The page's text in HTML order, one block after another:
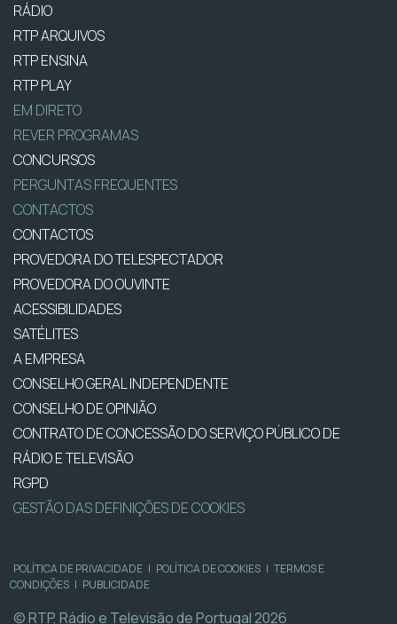
RÁDIO
RTP ARQUIVOS
RTP ENSINA
RTP PLAY
EM DIRETO
REVER PROGRAMAS
CONCURSOS
PERGUNTAS FREQUENTES
CONTACTOS
CONTACTOS
PROVEDORA DO TELESPECTADOR
PROVEDORA DO OUVINTE
ACESSIBILIDADES
SATÉLITES
A EMPRESA
CONSELHO GERAL INDEPENDENTE
CONSELHO DE OPINIÃO
CONTRATO DE CONCESSÃO DO SERVIÇO PÚBLICO DE
RÁDIO E TELEVISÃO
RGPD
GESTÃO DAS DEFINIÇÕES DE COOKIES
POLÍTICA DE PRIVACIDADE | POLÍTICA DE COOKIES | TERMOS E
CONDIÇÕES | PUBLICIDADE
© RTP, Rádio e Televisão de Portugal 2026